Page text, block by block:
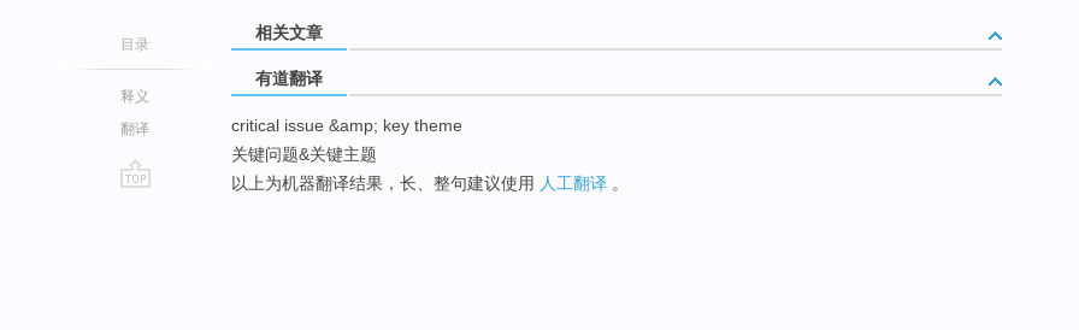
目录
释义
翻译
相关文章
有道翻译
critical issue &amp; key theme
关键问题&关键主题
以上为机器翻译结果，长、整句建议使用 人工翻译 。